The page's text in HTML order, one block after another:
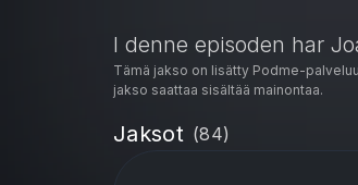
I denne episoden har
porteføljeforvalter i
Tämä jakso on lisätty Podme-
jakso saattaa sisältää mainontaa.
Jaksot (84)